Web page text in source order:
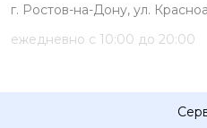
г. Ростов-на-Дону, ул.
ежедневно с 10:00 до 20:00